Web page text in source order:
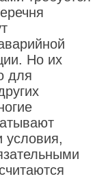
Но их
для
условия,